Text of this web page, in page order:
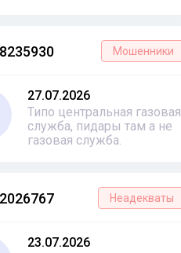
Мошенники
27.07.2026
Типо центральная газовая
служба, пидары там а не
газовая служба.
Неадекваты
23.07.2026